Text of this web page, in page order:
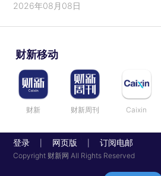
2026年08月08日
财新移动
财新 财新周刊 Caixin
登录 网页版 订阅电邮
Copyright 财新网 All Rights Reserved